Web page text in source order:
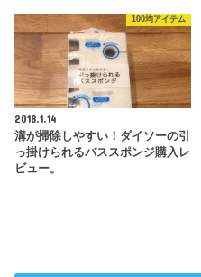
100均アイテム
2018.1.14
溝が掃除しやすい！ダイソーの引
っ掛けられるバススポンジ購入レ
ビュー。